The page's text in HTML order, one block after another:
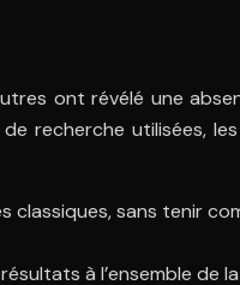
ont révélé une
recherche utilisées,
sans tenir
à l’ensemble de